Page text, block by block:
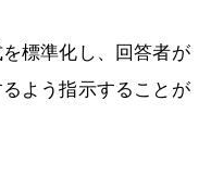
標準化し、回答者が
よう指示することが